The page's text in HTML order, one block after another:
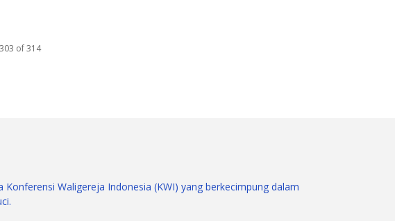
of 314
Waligereja Indonesia (KWI) yang berkecimpung dalam